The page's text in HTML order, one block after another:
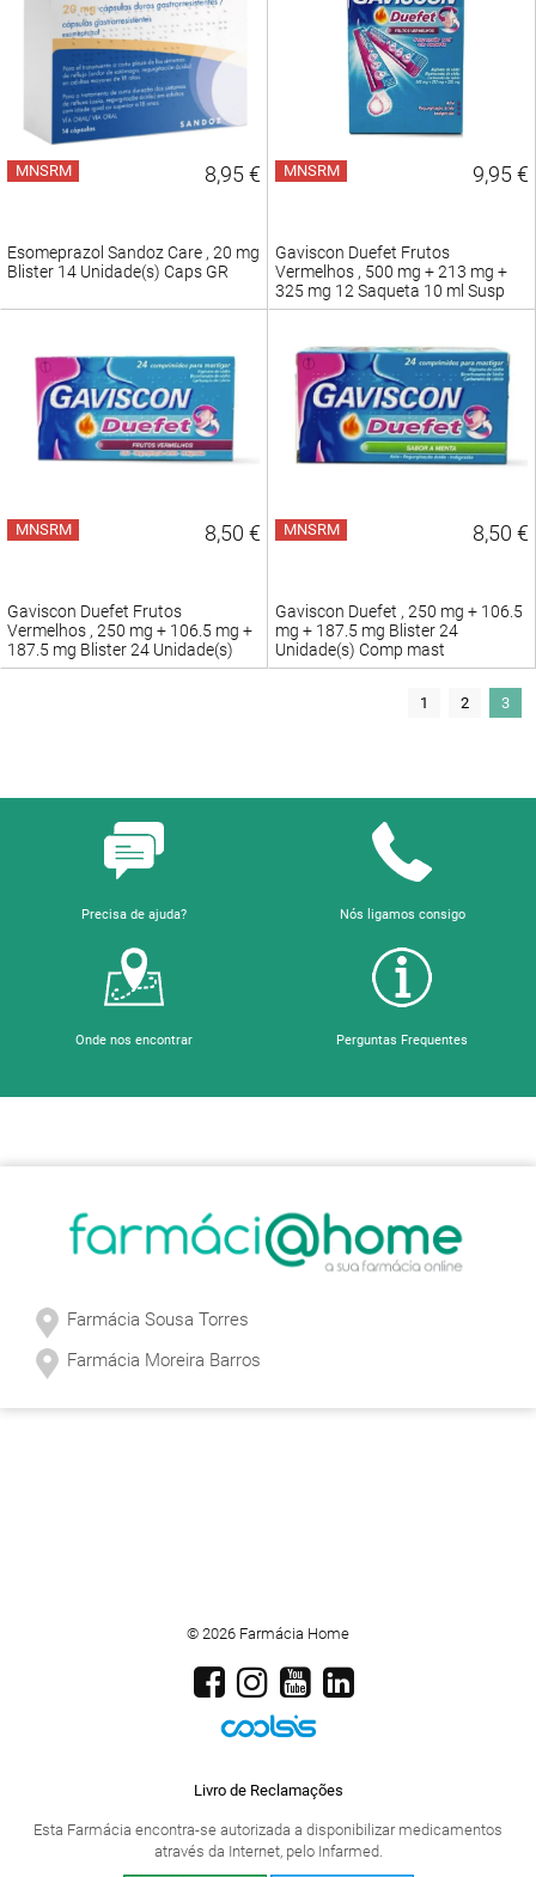
MNSRM 8,95 €
Esomeprazol Sandoz Care , 20 mg
Blister 14 Unidade(s) Caps GR
MNSRM 9,95 €
Gaviscon Duefet Frutos
Vermelhos , 500 mg + 213 mg +
325 mg 12 Saqueta 10 ml Susp
oral
MNSRM 8,50 €
Gaviscon Duefet Frutos
Vermelhos , 250 mg + 106.5 mg +
187.5 mg Blister 24 Unidade(s)
Comp mast
MNSRM 8,50 €
Gaviscon Duefet , 250 mg + 106.5
mg + 187.5 mg Blister 24
Unidade(s) Comp mast
1 2 3
Precisa de ajuda? Nós ligamos consigo
Onde nos encontrar Perguntas Frequentes
Farmácia Sousa Torres
Farmácia Moreira Barros
© 2026 Farmácia Home
Livro de Reclamações
Esta Farmácia encontra-se autorizada a disponibilizar medicamentos
através da Internet, pelo Infarmed.